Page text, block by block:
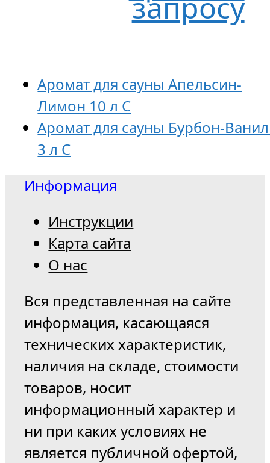
Аромат для сауны Апельсин-
Лимон 10 л С
Аромат для сауны Бурбон-
3 л С
Информация
Инструкции
Карта сайта
О нас
Вся представленная на сайте
информация, касающаяся
технических характеристик,
наличия на складе, стоимости
товаров, носит
информационный характер и
ни при каких условиях не
является публичной офертой,